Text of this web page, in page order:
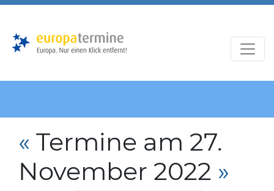
« Termine am 27.
November 2022 »